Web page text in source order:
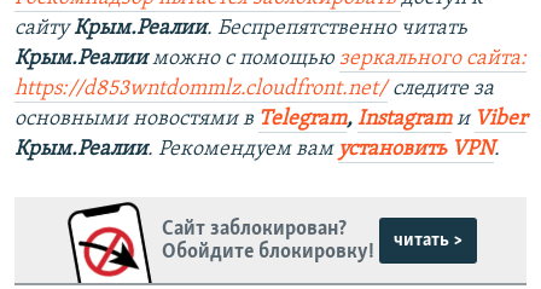
сайтуКрым.Реалии. Беспрепятственно читать
Крым.Реалииможно с помощью зеркального сайта:
https://d853wntdommlz.cloudfront.net/следите за
основными новостями в Telegram, Instagramи Viber
Крым.Реалии. Рекомендуем вам установить VPN.
Сайт заблокирован?
Обойдите блокировку!
читать >